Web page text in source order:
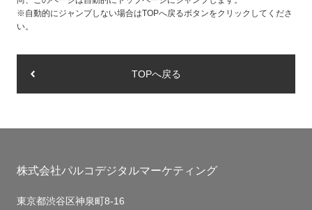
※自動的にジャンプしない場合はTOPへ戻るボタンをクリックしてくださ
い。
TOPへ戻る
株式会社パルコデジタルマーケティング
東京都渋谷区神泉町8-16